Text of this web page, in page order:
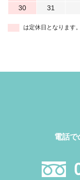
30
31
は定休日となります。
電話で